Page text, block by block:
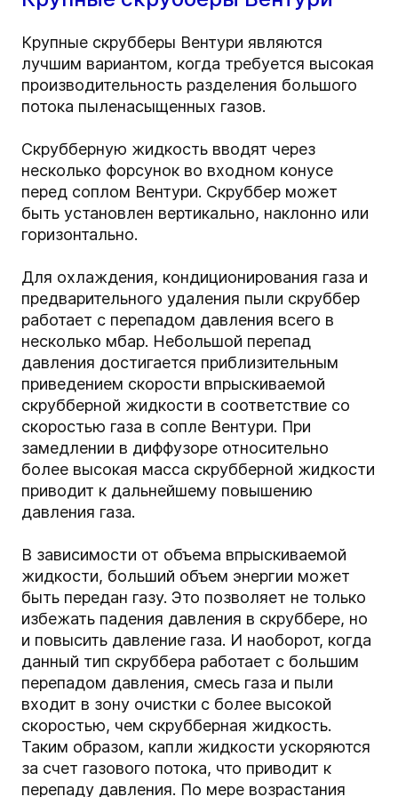
Крупные скрубберы Вентури являются
лучшим вариантом, когда требуется высокая
производительность разделения большого
потока пыленасыщенных газов.
Скрубберную жидкость вводят через
несколько форсунок во входном конусе
перед соплом Вентури. Скруббер может
быть установлен вертикально, наклонно или
горизонтально.
Для охлаждения, кондиционирования газа и
предварительного удаления пыли скруббер
работает с перепадом давления всего в
несколько мбар. Небольшой перепад
давления достигается приблизительным
приведением скорости впрыскиваемой
скрубберной жидкости в соответствие со
скоростью газа в сопле Вентури. При
замедлении в диффузоре относительно
более высокая масса скрубберной жидкости
приводит к дальнейшему повышению
давления газа.
В зависимости от объема впрыскиваемой
жидкости, больший объем энергии может
быть передан газу. Это позволяет не только
избежать падения давления в скруббере, но
и повысить давление газа. И наоборот, когда
данный тип скруббера работает с большим
перепадом давления, смесь газа и пыли
входит в зону очистки с более высокой
скоростью, чем скрубберная жидкость.
Таким образом, капли жидкости ускоряются
за счет газового потока, что приводит к
перепаду давления. По мере возрастания